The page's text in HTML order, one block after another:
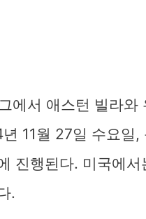
에서 애스턴 빌라와
11월 27일 수요일
진행된다. 미국에
.